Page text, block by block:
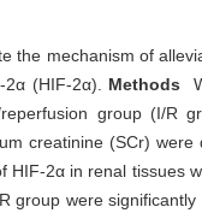
the mechanism of
2α (HIF-2α). Methods
group (I/R
creatinine (SCr)
HIF-2α in renal tissues
group were